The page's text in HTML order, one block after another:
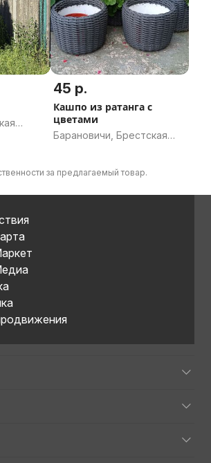
45 р.
Кашпо из ратанга с
цветами
Барановичи, Брестская
за предлагаемый товар.